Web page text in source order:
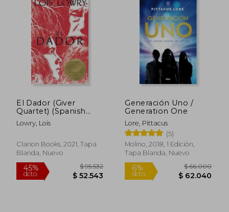
dcto. dcto.
El Dador (Giver
Quartet) (Spanish
Edition) [Soft Cover ]
Lowry, Lois
Clarion Books, 2021, Tapa
Blanda, Nuevo
Generación Uno /
Generation One
Lore, Pittacus
(5)
Molino, 2018, 1 Edición,
Tapa Blanda, Nuevo